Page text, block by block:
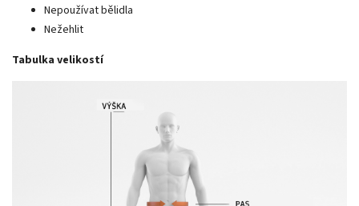
Nepoužívat bělidla
Nežehlit
Tabulka velikostí